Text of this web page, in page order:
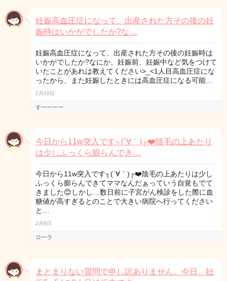
妊娠高血圧症になって、出産された方その後の妊
娠時はいかがでしたか?な…
妊娠高血圧症になって、出産された方その後の妊娠時は
いかがでしたか?なにか、妊娠前、妊娠中など気をつけて
いたことがあれは教えてください>_<1人目高血圧症にな
ったから、また妊娠したときには高血圧症になる可能…
2月20日
すーーーー
今日から11w突入です┐(´∀｀)┌❤️陰毛の上あたり
は少しふっくら膨らんでき…
今日から11w突入です┐(´∀｀)┌❤️陰毛の上あたりは少し
ふっくら膨らんできてママなんだぁっていう自覚もでて
きました😊しかし…数日前に子宮がん検診をした際に血
糖値が高すぎるとのことで大きい病院へ行ってください
と…
2月8日
ローラ
まとまりない質問で申し訳ありません。今日、妊